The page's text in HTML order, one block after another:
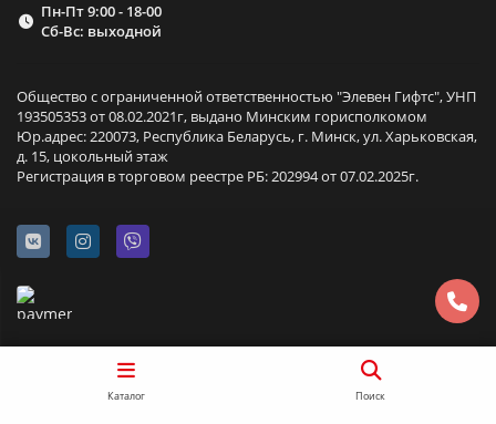
Пн-Пт 9:00 - 18-00
Сб-Вс: выходной
Общество с ограниченной ответственностью "Элевен Гифтс", УНП
193505353 от 08.02.2021г, выдано Минским горисполкомом
Юр.адрес: 220073, Республика Беларусь, г. Минск, ул. Харьковская,
д. 15, цокольный этаж
Регистрация в торговом реестре РБ: 202994 от 07.02.2025г.
Каталог Поиск